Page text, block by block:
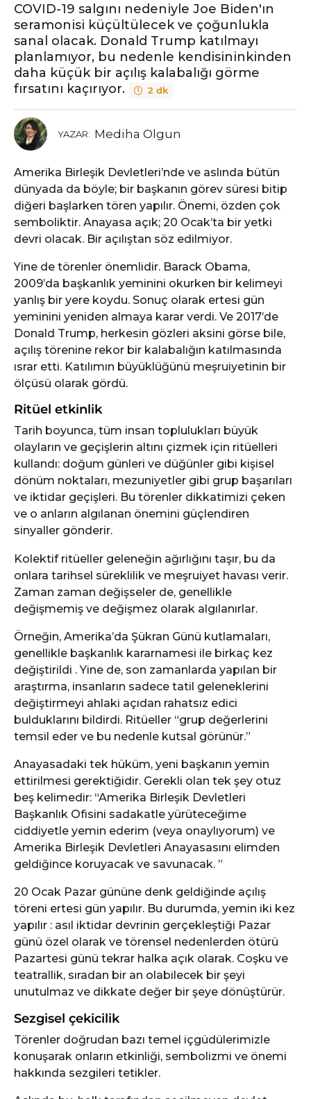
n
c
e
6
y
ı
ö
n
e
COVID-19 salgını nedeniyle Joe Biden'ın
seramonisi küçültülecek ve çoğunlukla
sanal olacak. Donald Trump katılmayı
planlamıyor, bu nedenle kendisininkinden
daha küçük bir açılış kalabalığı görme
fırsatını kaçırıyor.
2 dk
YAZAR: Mediha Olgun
Amerika Birleşik Devletleri’nde ve aslında bütün
dünyada da böyle; bir başkanın görev süresi bitip
diğeri başlarken tören yapılır. Önemi, özden çok
semboliktir. Anayasa açık; 20 Ocak’ta bir yetki
devri olacak. Bir açılıştan söz edilmiyor.
Yine de törenler önemlidir. Barack Obama,
2009’da başkanlık yeminini okurken bir kelimeyi
yanlış bir yere koydu. Sonuç olarak ertesi gün
yeminini yeniden almaya karar verdi. Ve 2017’de
Donald Trump, herkesin gözleri aksini görse bile,
açılış törenine rekor bir kalabalığın katılmasında
ısrar etti. Katılımın büyüklüğünü meşruiyetinin bir
ölçüsü olarak gördü.
Ritüel etkinlik
Tarih boyunca, tüm insan toplulukları büyük
olayların ve geçişlerin altını çizmek için ritüelleri
kullandı: doğum günleri ve düğünler gibi kişisel
dönüm noktaları, mezuniyetler gibi grup başarıları
ve iktidar geçişleri. Bu törenler dikkatimizi çeken
ve o anların algılanan önemini güçlendiren
sinyaller gönderir.
Kolektif ritüeller geleneğin ağırlığını taşır, bu da
onlara tarihsel süreklilik ve meşruiyet havası verir.
Zaman zaman değişseler de, genellikle
değişmemiş ve değişmez olarak algılanırlar.
Örneğin, Amerika’da Şükran Günü kutlamaları,
genellikle başkanlık kararnamesi ile birkaç kez
değiştirildi . Yine de, son zamanlarda yapılan bir
araştırma, insanların sadece tatil geleneklerini
değiştirmeyi ahlaki açıdan rahatsız edici
bulduklarını bildirdi. Ritüeller “grup değerlerini
temsil eder ve bu nedenle kutsal görünür.”
Anayasadaki tek hüküm, yeni başkanın yemin
ettirilmesi gerektiğidir. Gerekli olan tek şey otuz
beş kelimedir: “Amerika Birleşik Devletleri
Başkanlık Ofisini sadakatle yürüteceğime
ciddiyetle yemin ederim (veya onaylıyorum) ve
Amerika Birleşik Devletleri Anayasasını elimden
geldiğince koruyacak ve savunacak. ”
20 Ocak Pazar gününe denk geldiğinde açılış
töreni ertesi gün yapılır. Bu durumda, yemin iki kez
yapılır : asıl iktidar devrinin gerçekleştiği Pazar
günü özel olarak ve törensel nedenlerden ötürü
Pazartesi günü tekrar halka açık olarak. Coşku ve
teatrallik, sıradan bir an olabilecek bir şeyi
unutulmaz ve dikkate değer bir şeye dönüştürür.
Sezgisel çekicilik
Törenler doğrudan bazı temel içgüdülerimizle
konuşarak onların etkinliği, sembolizmi ve önemi
hakkında sezgileri tetikler.